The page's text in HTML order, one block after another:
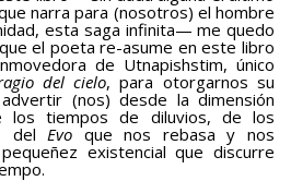
narra para (nosotros) el hombre
esta saga infinita— me quedo
el poeta re-asume en este libro
de Utnapishstim, único
del cielo, para otorgarnos su
(nos) desde la dimensión
los tiempos de diluvios, de los
delEvoque nos rebasa y nos
existencial que discurre